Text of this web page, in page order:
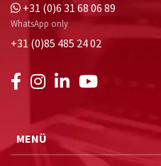
+31 (0)6 31 68 06 89
WhatsApp only
+31 (0)85 485 24 02
MENÜ